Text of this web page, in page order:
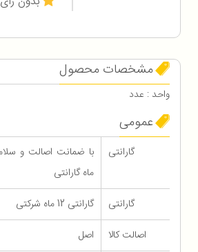
مشخصات محصول
واحد : عدد
عمومی
گارانتی
ماه گارانتی
گارانتی
گارانتی 12 ماه شرکتی
اصالت کالا
اصل